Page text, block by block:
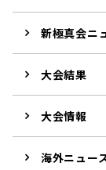
新極真会ニ
大会結果
大会情報
海外ニュー